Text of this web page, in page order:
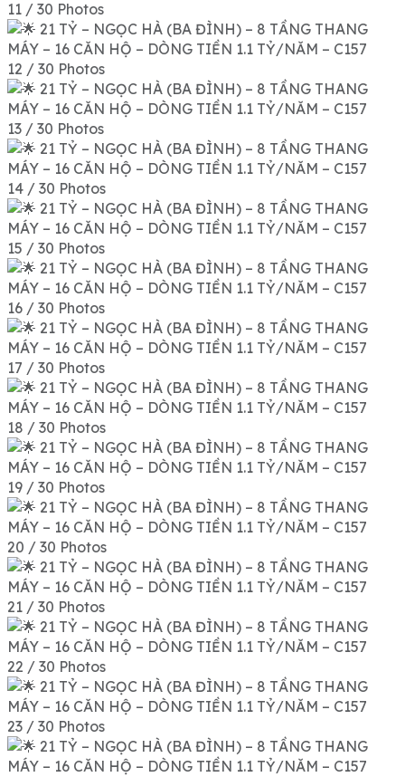
11 / 30 Photos
12 / 30 Photos
13 / 30 Photos
14 / 30 Photos
15 / 30 Photos
16 / 30 Photos
17 / 30 Photos
18 / 30 Photos
19 / 30 Photos
20 / 30 Photos
21 / 30 Photos
22 / 30 Photos
23 / 30 Photos